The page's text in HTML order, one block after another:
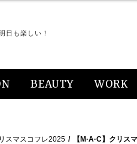
日も楽しい！
BEAUTY WORK
スマスコフレ2025 【M·A·C】クリ